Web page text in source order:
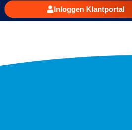
Inloggen Klantportal